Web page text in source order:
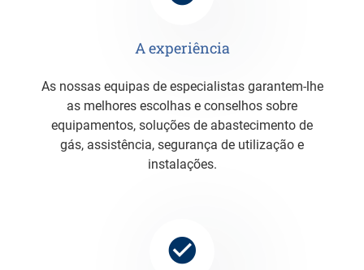
A experiência
As nossas equipas de especialistas garantem-lhe
as melhores escolhas e conselhos sobre
equipamentos, soluções de abastecimento de
gás, assistência, segurança de utilização e
instalações.